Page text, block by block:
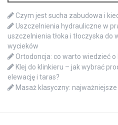
Czym jest sucha zabudowa i
Uszczelnienia hydrauliczne w
uszczelnienia tłoka i tłoczyska do
wycieków
Ortodoncja: co warto wiedzieć
Klej do klinkieru – jak wybrać
elewację i taras?
Masaż klasyczny: